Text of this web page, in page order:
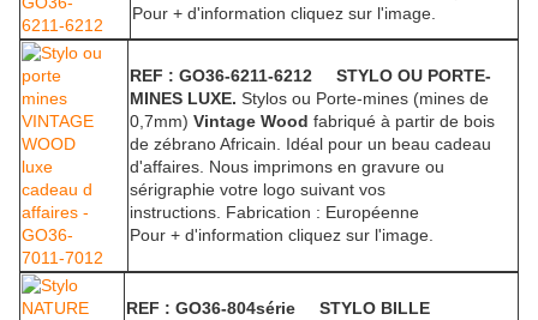
Pour + d'information cliquez sur l'image.
REF : GO36-6211-6212 STYLO OU PORTE-
MINES LUXE. Stylos ou Porte-mines (mines de
0,7mm) Vintage Wood fabriqué à partir de bois
de zébrano Africain. Idéal pour un beau cadeau
d'affaires. Nous imprimons en gravure ou
sérigraphie votre logo suivant vos
instructions. Fabrication : Européenne
Pour + d'information cliquez sur l'image.
REF : GO36-804série STYLO BILLE